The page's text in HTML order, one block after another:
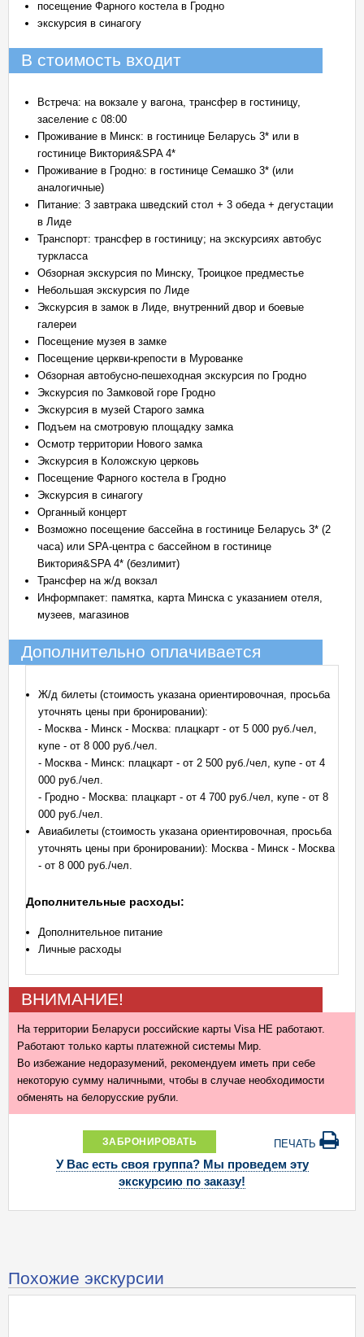
по­се­ще­ние Фар­но­го ко­сте­ла в Грод­но
экскурсия в синагогу
В стоимость входит
Встреча: на вокзале у вагона, трансфер в гостиницу,
заселение с 08:00
Проживание в Минск: в гостинице Беларусь 3* или в
гостинице Виктория&SPA 4*
Проживание в Гродно: в гостинице Семашко 3* (или
аналогичные)
Питание: 3 завтрака шведский стол + 3 обеда + дегустации
в Лиде
Транспорт: трансфер в гостиницу; на экскурсиях автобус
туркласса
Обзорная экскурсия по Минску, Троицкое предместье
Небольшая экскурсия по Лиде
Экскурсия в замок в Лиде, внутренний двор и боевые
галереи
Посещение музея в замке
Посещение церкви-крепости в Мурованке
Об­зор­ная автобусно-пешеходная экскурсия по Грод­но
Экс­кур­сия по Зам­ко­вой го­ре Грод­но
Экскурсия в музей Старого замка
Подъем на смотровую площадку замка
Осмотр территории Нового замка
Экс­кур­сия в Коложскую цер­ковь
По­се­ще­ние Фар­но­го ко­сте­ла в Грод­но
Экскурсия в синагогу
Органный концерт
Возможно посещение бассейна в гостинице Беларусь 3* (2
часа) или SPA-центра с бассейном в гостинице
Виктория&SPA 4* (безлимит)
Трансфер на ж/д вокзал
Информпакет: па­мят­ка, кар­та Мин­ска с ука­за­ни­ем оте­ля,
му­зеев, ма­га­зи­нов
Дополнительно оплачивается
Ж/д билеты (стоимость указана ориентировочная, просьба
уточнять цены при бронировании):
- Москва - Минск - Москва: плацкарт - от 5 000 руб./чел,
купе - от 8 000 руб./чел.
- Москва - Минск: плацкарт - от 2 500 руб./чел, купе - от 4
000 руб./чел.
- Гродно - Москва: плацкарт - от 4 700 руб./чел, купе - от 8
000 руб./чел.
Авиабилеты (стоимость указана ориентировочная, просьба
уточнять цены при бронировании): Москва - Минск - Москва
- от 8 000 руб./чел.
Дополнительные расходы:
Дополнительное питание
Личные расходы
ВНИМАНИЕ!
На территории Беларуси российские карты Visa НЕ работают.
Работают только карты платежной системы Мир.
Во избежание недоразумений, рекомендуем иметь при себе
некоторую сумму наличными, чтобы в случае необходимости
обменять на белорусские рубли.
ЗАБРОНИРОВАТЬ ПЕЧАТЬ
У Вас есть своя группа? Мы проведем эту
экскурсию по заказу!
Похожие экскурсии